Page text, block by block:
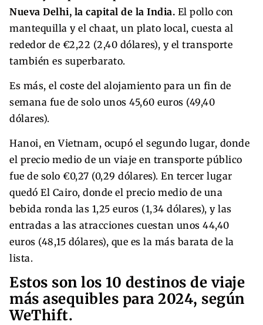
Nueva Delhi, la capital de la India. El pollo con
mantequilla y el chaat, un plato local, cuesta al
rededor de €2,22 (2,40 dólares), y el transporte
también es superbarato.
Es más, el coste del alojamiento para un fin de
semana fue de solo unos 45,60 euros (49,40
dólares).
Hanoi, en Vietnam, ocupó el segundo lugar, donde
el precio medio de un viaje en transporte público
fue de solo €0,27 (0,29 dólares). En tercer lugar
quedó El Cairo, donde el precio medio de una
bebida ronda las 1,25 euros (1,34 dólares), y las
entradas a las atracciones cuestan unos 44,40
euros (48,15 dólares), que es la más barata de la
lista.
Estos son los 10 destinos de viaje
más asequibles para 2024, según
WeThift.